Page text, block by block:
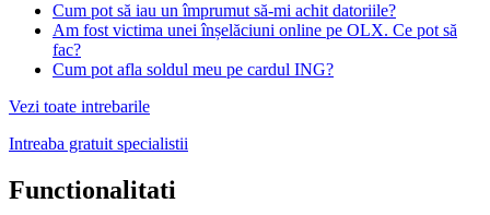
Cum pot să iau un împrumut să-mi achit datoriile?
Am fost victima unei înșelăciuni online pe OLX. Ce pot să
fac?
Cum pot afla soldul meu pe cardul ING?
Vezi toate intrebarile
Intreaba gratuit specialistii
Functionalitati